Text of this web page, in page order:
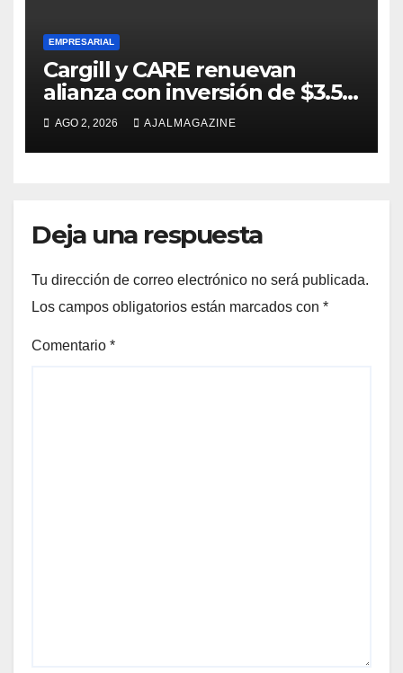
EMPRESARIAL
Cargill y CARE renuevan
alianza con inversión de $3.5
millones para el desarrollo de
mujeres rurales en
Centroamérica
AGO 2, 2026 AJALMAGAZINE
Deja una respuesta
Tu dirección de correo electrónico no será publicada.
Los campos obligatorios están marcados con *
Comentario *